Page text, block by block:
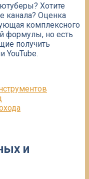
Хотите
канала? Оценка
комплексного
формулы, но есть
получить
YouTube.
и